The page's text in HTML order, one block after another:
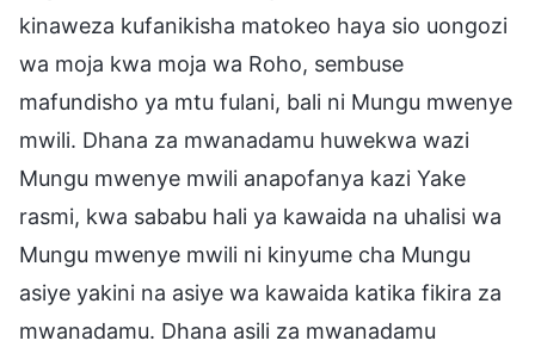
kinaweza kufanikisha matokeo haya sio uongozi
wa moja kwa moja wa Roho, sembuse
mafundisho ya mtu fulani, bali ni Mungu mwenye
mwili. Dhana za mwanadamu huwekwa wazi
Mungu mwenye mwili anapofanya kazi Yake
rasmi, kwa sababu hali ya kawaida na uhalisi wa
Mungu mwenye mwili ni kinyume cha Mungu
asiye yakini na asiye wa kawaida katika fikira za
mwanadamu. Dhana asili za mwanadamu